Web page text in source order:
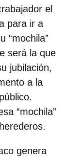
el
para ir a
“mochila”
será la que
jubilación,
a la
“mochila”
genera